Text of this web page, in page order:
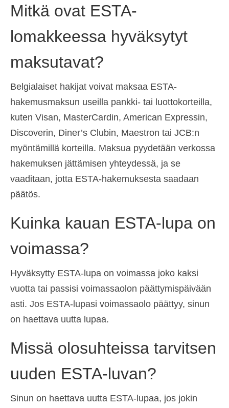
Mitkä ovat ESTA-
lomakkeessa hyväksytyt
maksutavat?
Belgialaiset hakijat voivat maksaa ESTA-
hakemusmaksun useilla pankki- tai luottokorteilla,
kuten Visan, MasterCardin, American Expressin,
Discoverin, Diner’s Clubin, Maestron tai JCB:n
myöntämillä korteilla. Maksua pyydetään verkossa
hakemuksen jättämisen yhteydessä, ja se
vaaditaan, jotta ESTA-hakemuksesta saadaan
päätös.
Kuinka kauan ESTA-lupa on
voimassa?
Hyväksytty ESTA-lupa on voimassa joko kaksi
vuotta tai passisi voimassaolon päättymispäivään
asti. Jos ESTA-lupasi voimassaolo päättyy, sinun
on haettava uutta lupaa.
Missä olosuhteissa tarvitsen
uuden ESTA-luvan?
Sinun on haettava uutta ESTA-lupaa, jos jokin